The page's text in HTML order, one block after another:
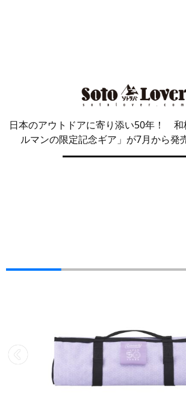
日本のアウトドアに寄り添い50年！ 和
ルマンの限定記念ギア」が7月から発